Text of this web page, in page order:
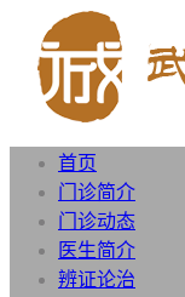
首页
门诊简介
门诊动态
医生简介
辨证论治